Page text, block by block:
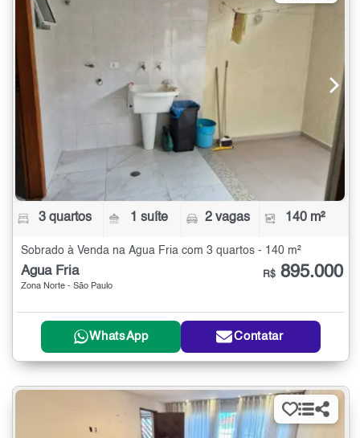
3 quartos 1 suíte 2 vagas 140 m²
Sobrado à Venda na Água Fria com 3 quartos - 140 m²
Água Fria
Zona Norte - São Paulo
R$ 895.000
WhatsApp Contatar